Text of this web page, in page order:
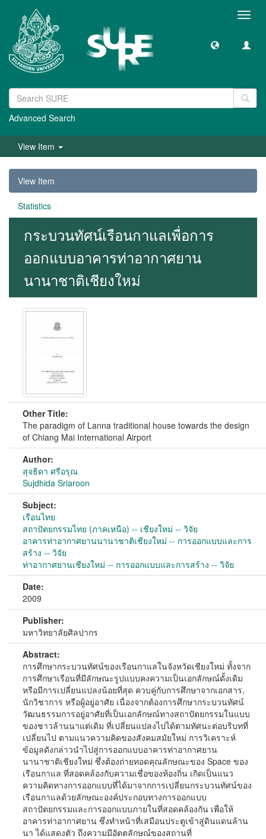
Advanced Search
View Item
View Item
Statistics
กระบวนทัศน์เรือนกาแลเพื่อการ
ออกแบบอาคารท่าอากาศยาน
นานาชาติเชียงใหม่
Other Title:
The paradigm of Lanna traditional house towards the design
of Chiang Mai International Airport
Author:
สุจธิดา ศรีอรุณ
Sujdhida Sriaroon
Subject:
เรือนไทย
สถาปัตยกรรมไทย (ภาคเหนือ) -- เชียงใหม่ -- วิจัย
อาคารท่าอากาศยานนานาชาติเชียงใหม่ -- การออกแบบและการ
สร้าง -- วิจัย
ท่าอากาศยานเชียงใหม่ -- การออกแบบและการสร้าง -- วิจัย
Date:
2009
Publisher:
มหาวิทยาลัยศิลปากร
Abstract:
การศึกษากระบวนทัศน์ของเรือนกาแลในจังหวัดเชียงใหม่ ทั้งจาก
การศึกษาเรือนที่มีลักษณะรูปแบบคงความเป็นเอกลักษณ์ดั้งเดิม
หรือมีการเปลี่ยนแปลงน้อยที่สุด ควบคู่กับการศึกษาจากเอกสาร,
นักวิชาการ หรือผู้อยู่อาศัย เนื่องจากต้องการศึกษากระบวนทัศน์
วัฒนธรรมการอยู่อาศัยที่เป็นเอกลักษณ์ทางสถาปัตยกรรมในแบบ
ของชาวล้านนาแต่เดิม ที่เปลี่ยนแปลงไปได้ตามทัศนะต่อบริบทที่
เปลี่ยนไป ตามแนวความคิดของสังคมสมัยใหม่ การวิเคราะห์
ข้อมูลดังกล่าวนำไปสู่การออกแบบอาคารท่าอากาศยาน
นานาชาติเชียงใหม่ ซึ่งต้องถ่ายทอดคุณลักษณะของ Space ของ
เรือนกาแล ที่สอดคล้องกับความเชื่อของท้องถิ่น เกิดเป็นแนว
ความคิดทางการออกแบบที่ได้มาจากการเปลี่ยนกระบวนทัศน์ของ
เรือนกาแลด้วยลักษณะองค์ประกอบทางการออกแบบ
สถาปัตยกรรมและการออกแบบภายในที่สอดคล้องกัน เพื่อให้
อาคารท่าอากาศยาน ซึ่งทำหน้าที่เสมือนประตูเข้าสู่ดินแดนล้าน
นา ได้แสดงตัว ถึงความมีอัตตลักษณ์ของสถานที่